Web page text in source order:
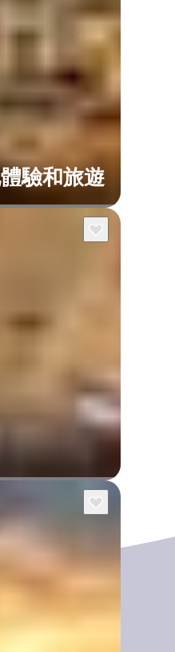
驗和旅遊